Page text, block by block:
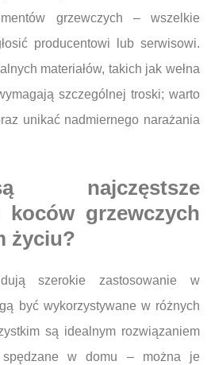
grzewczych – wszelkie
producentowi lub serwisowi.
materiałów, takich jak wełna
szczególnej troski; warto
unikać nadmiernego narażania
najczęstsze
koców grzewczych
życiu?
szerokie zastosowanie w
być wykorzystywane w różnych
są idealnym rozwiązaniem
spędzane w domu – można je